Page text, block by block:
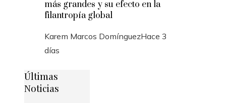
más grandes y su efecto en la
filantropía global
Karem Marcos DomínguezHace 3
días
Últimas
Noticias